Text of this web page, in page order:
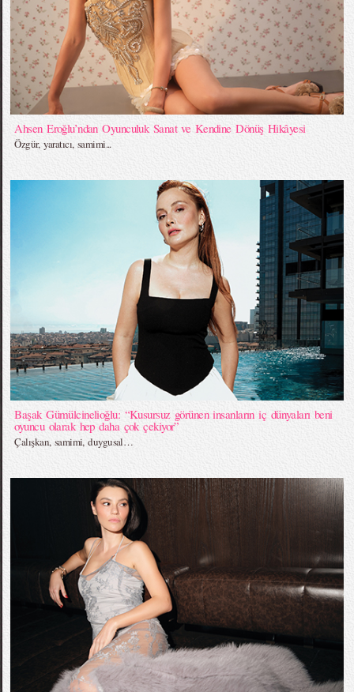
Ahsen Eroğlu’ndan Oyunculuk Sanat ve Kendine Dönüş Hikâyesi
Özgür, yaratıcı, samimi...
Başak Gümülcinelioğlu: “Kusursuz görünen insanların iç dünyaları beni
oyuncu olarak hep daha çok çekiyor”
Çalışkan, samimi, duygusal…